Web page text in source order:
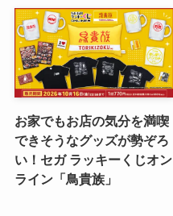
お家でもお店の気分を満喫
できそうなグッズが勢ぞろ
い！セガ ラッキーくじオン
ライン「鳥貴族」